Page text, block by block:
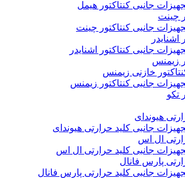
جانبی کنتاکتور هیمل
چینت
جانبی کنتاکتور چینت
اشنایدر
جانبی کنتاکتور اشنایدر
زیمنس
خازنی زیمنس
جانبی کنتاکتور زیمنس
تکو
هیوندای
جانبی کلید حرارتی هیوندای
ال اس
جانبی کلید حرارتی ال اس
پارس فانال
جانبی کلید حرارتی پارس فانال